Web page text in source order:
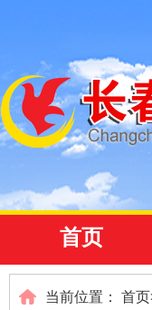
首页
当前位置： 首页